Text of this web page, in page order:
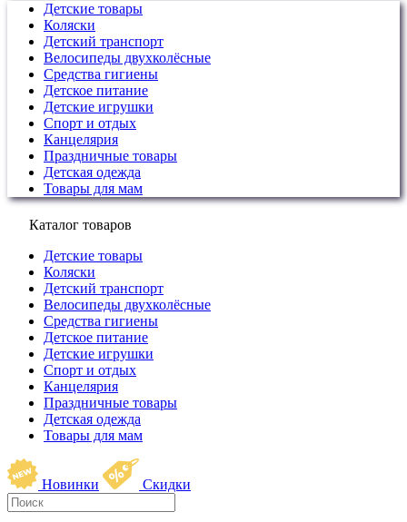
Детские товары
Коляски
Детский транспорт
Велосипеды двухколёсные
Средства гигиены
Детское питание
Детские игрушки
Спорт и отдых
Канцелярия
Праздничные товары
Детская одежда
Товары для мам
Каталог товаров
Детские товары
Коляски
Детский транспорт
Велосипеды двухколёсные
Средства гигиены
Детское питание
Детские игрушки
Спорт и отдых
Канцелярия
Праздничные товары
Детская одежда
Товары для мам
Новинки Скидки